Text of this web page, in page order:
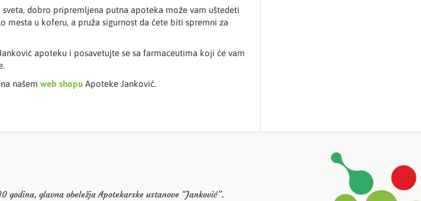
dobro pripremljena putna apoteka može vam uštedeti
u koferu, a pruža sigurnost da ćete biti spremni za
apoteku i posavetujte se sa farmaceutima koji će vam
našem web shopu Apoteke Janković.
godina, glavna obeležja Apotekarske ustanove “Janković”.